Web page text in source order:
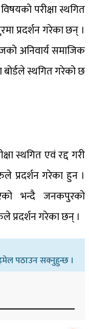
परीक्षा स्थगित
प्रदर्शन गरेका छन् ।
अनिवार्य समाजिक
बोर्डले स्थगित गरेको छ
स्थगित एवं रद्द गरी
प्रदर्शन गरेका हुन ।
भन्दै जनकपुरको
प्रदर्शन गरेका छन् ।
पठाउन सक्नुहुन्छ ।